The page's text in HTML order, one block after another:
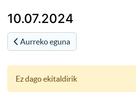
10.07.2024
Aurreko eguna
Ez dago ekitaldirik